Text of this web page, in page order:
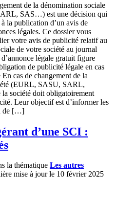
de la dénomination sociale
SAS…) est une décision qui
la publication d’un avis de
légales. Ce dossier vous
votre avis de publicité relatif au
de votre société au journal
légale gratuit figure
de publicité légale en cas
cas de changement de la
(EURL, SASU, SARL,
société doit obligatoirement
Leur objectif est d’informer les
de […]
d’une SCI :
la thématique Les autres
mise à jour le 10 février 2025